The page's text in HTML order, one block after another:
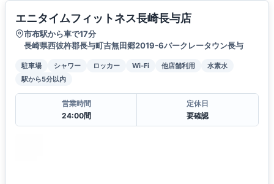
エニタイムフィットネス長崎長与店
市布駅から車で17分
長崎県西彼杵郡長与町吉無田郷2019-6バークレータウン長与
駐車場 シャワー ロッカー Wi-Fi 他店舗利用
水素水
駅から5分以内
営業時間
24:00間
定休日
要確認